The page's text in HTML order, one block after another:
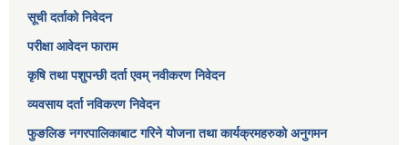
सूची दर्ताको निवेदन
परीक्षा आवेदन फाराम
कृषि तथा पशुपन्छी दर्ता एवम् नवीकरण निवेदन
व्यवसाय दर्ता नविकरण निवेदन
फुङलिङ नगरपालिकाबाट गरिने योजना तथा कार्यक्रमहरुको अनुगमन